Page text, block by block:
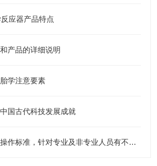
应器产品特点
产品的详细说明
学注意要素
国古代科技发展成就
心肺复苏模型的操作标准，针对专业及非专业人员有不一样的考核标准